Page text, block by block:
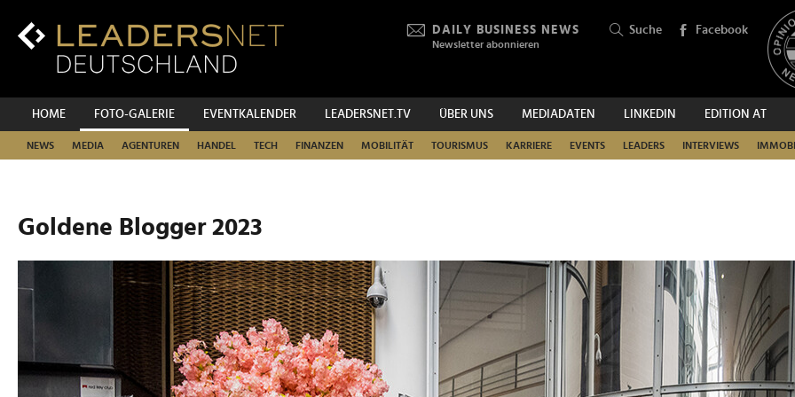
Inhalt
Hauptnavigation
DAILY BUSINESS NEWS
Newsletter abonnieren
Suche Facebook
HOME FOTO-GALERIE EVENTKALENDER LEADERSNET.TV ÜBER UNS MEDIADATEN LINKEDIN EDITION AT
NEWS MEDIA AGENTUREN HANDEL TECH FINANZEN MOBILITÄT TOURISMUS KARRIERE EVENTS LEADERS INTERVIEWS
SUCHEN
Goldene Blogger 2023